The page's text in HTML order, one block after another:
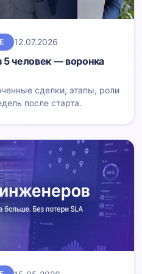
12.07.2026
человек — воронка
сделки, этапы, роли
после старта.